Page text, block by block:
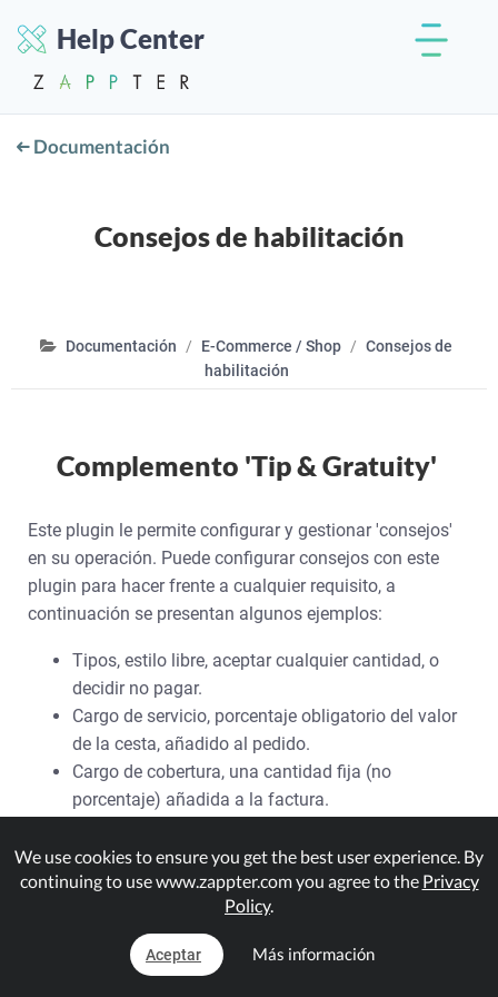
Help Center
Documentación
Consejos de habilitación
Documentación E-Commerce / Shop
Consejos de
habilitación
Complemento 'Tip & Gratuity'
Este plugin le permite configurar y gestionar 'consejos'
en su operación. Puede configurar consejos con este
plugin para hacer frente a cualquier requisito, a
continuación se presentan algunos ejemplos:
Tipos, estilo libre, aceptar cualquier cantidad, o
decidir no pagar.
Cargo de servicio, porcentaje obligatorio del valor
de la cesta, añadido al pedido.
Cargo de cobertura, una cantidad fija (no
porcentaje) añadida a la factura.
Sus usuarios se les pide con las opciones de consejos al
Consulte la guía detallada para la
implementación de la Propina & Gratuidad Plugin
We use cookies to ensure you get the best user experience. By
continuing to use www.zappter.com you agree to the Privacy
Policy.
Aceptar Más información